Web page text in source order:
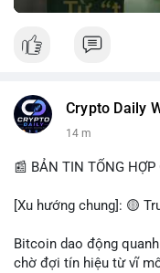
Crypto Daily
14 m
📰 BẢN TIN TỔNG
[Xu hướng chung]: 🟡
Bitcoin dao động
chờ đợi tín hiệu từ vĩ